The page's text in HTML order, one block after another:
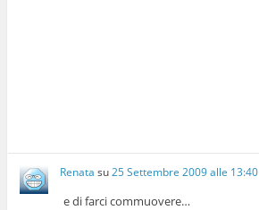
Renata su25 Settembre 2009 alle 13:40
e di farci commuovere…